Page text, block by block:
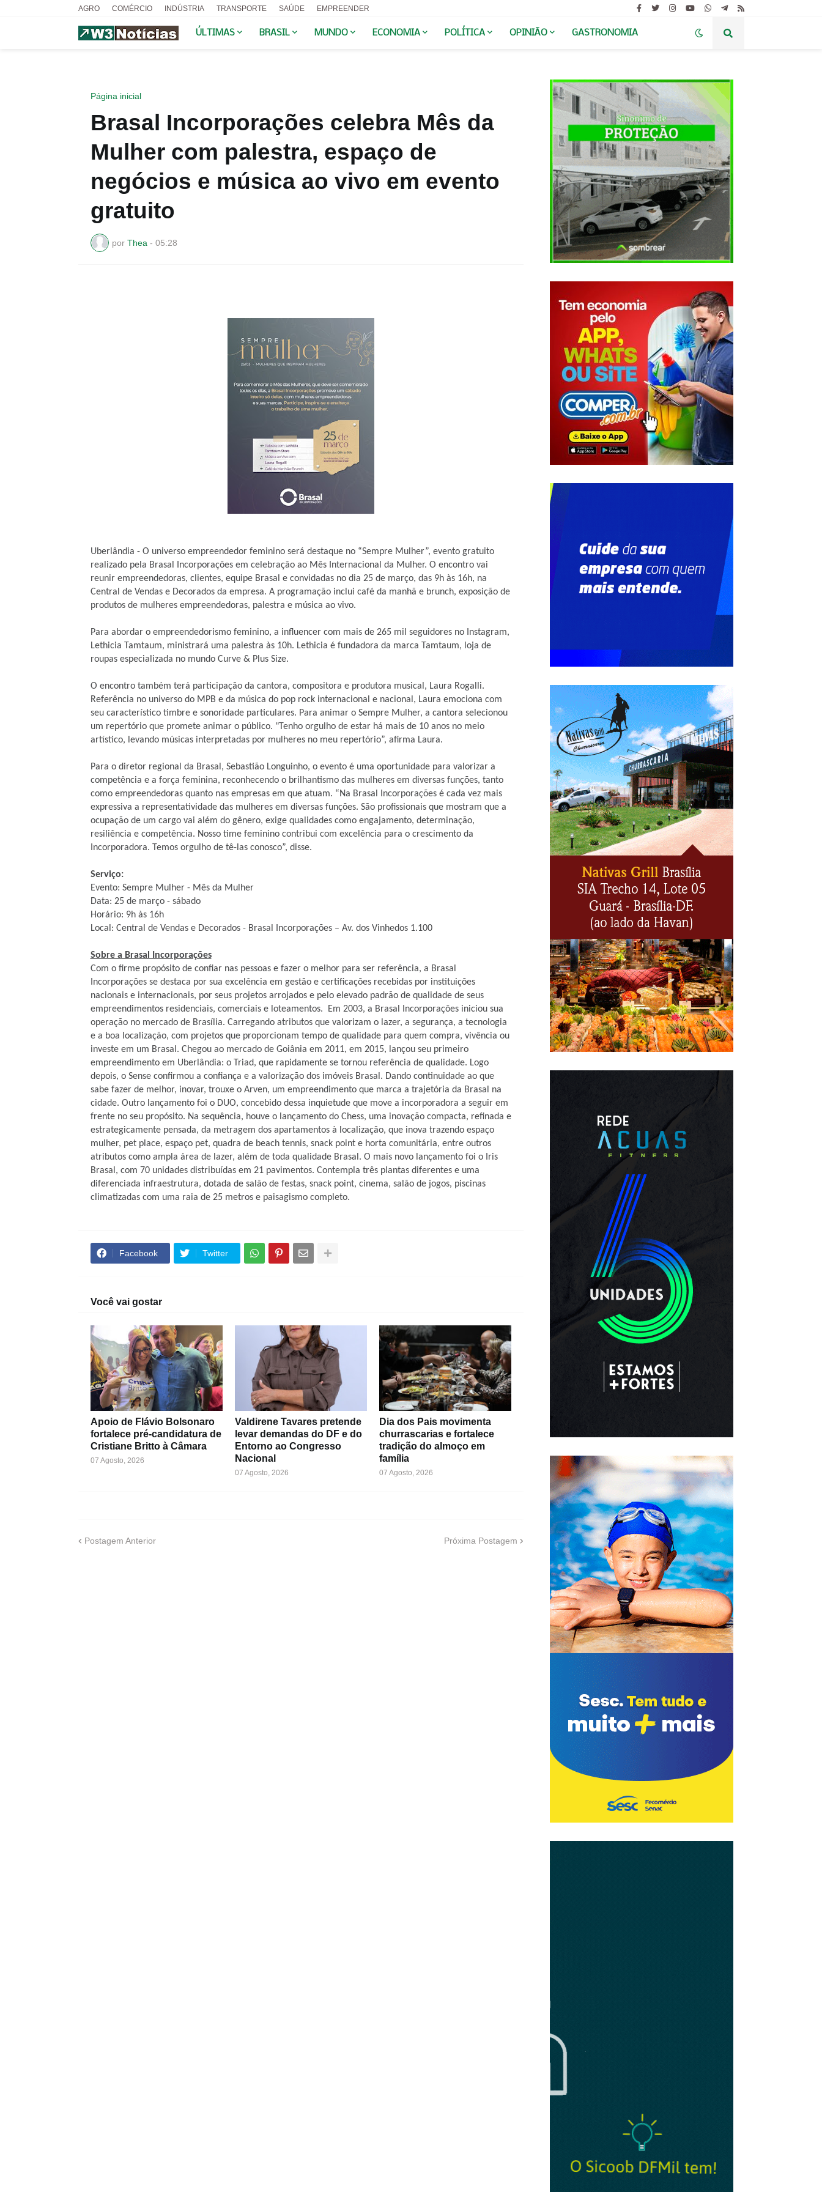
AGRO COMÉRCIO INDÚSTRIA TRANSPORTE SAÚDE EMPREENDER
ÚLTIMAS BRASIL MUNDO ECONOMIA POLÍTICA OPINIÃO GASTRONOMIA
Página inicial
Brasal Incorporações celebra Mês da
Mulher com palestra, espaço de
negócios e música ao vivo em evento
gratuito
por Thea - 05:28
Uberlândia - O universo empreendedor feminino será destaque no “Sempre Mulher”, evento gratuito
realizado pela Brasal Incorporações em celebração ao Mês Internacional da Mulher. O encontro vai
reunir empreendedoras, clientes, equipe Brasal e convidadas no dia 25 de março, das 9h às 16h, na
Central de Vendas e Decorados da empresa. A programação inclui café da manhã e brunch, exposição de
produtos de mulheres empreendedoras, palestra e música ao vivo.
Para abordar o empreendedorismo feminino, a influencer com mais de 265 mil seguidores no Instagram,
Lethicia Tamtaum, ministrará uma palestra às 10h. Lethicia é fundadora da marca Tamtaum, loja de
roupas especializada no mundo Curve & Plus Size.
O encontro também terá participação da cantora, compositora e produtora musical, Laura Rogalli.
Referência no universo do MPB e da música do pop rock internacional e nacional, Laura emociona com
seu característico timbre e sonoridade particulares. Para animar o Sempre Mulher, a cantora selecionou
um repertório que promete animar o público. "Tenho orgulho de estar há mais de 10 anos no meio
artístico, levando músicas interpretadas por mulheres no meu repertório”, afirma Laura.
Para o diretor regional da Brasal, Sebastião Longuinho, o evento é uma oportunidade para valorizar a
competência e a força feminina, reconhecendo o brilhantismo das mulheres em diversas funções, tanto
como empreendedoras quanto nas empresas em que atuam. “Na Brasal Incorporações é cada vez mais
expressiva a representatividade das mulheres em diversas funções. São profissionais que mostram que a
ocupação de um cargo vai além do gênero, exige qualidades como engajamento, determinação,
resiliência e competência. Nosso time feminino contribui com excelência para o crescimento da
Incorporadora. Temos orgulho de tê-las conosco”, disse.
Serviço:
Evento: Sempre Mulher - Mês da Mulher
Data: 25 de março - sábado
Horário: 9h às 16h
Local: Central de Vendas e Decorados - Brasal Incorporações – Av. dos Vinhedos 1.100
Sobre a Brasal Incorporações
Com o firme propósito de confiar nas pessoas e fazer o melhor para ser referência, a Brasal
Incorporações se destaca por sua excelência em gestão e certificações recebidas por instituições
nacionais e internacionais, por seus projetos arrojados e pelo elevado padrão de qualidade de seus
empreendimentos residenciais, comerciais e loteamentos. Em 2003, a Brasal Incorporações iniciou sua
operação no mercado de Brasília. Carregando atributos que valorizam o lazer, a segurança, a tecnologia
e a boa localização, com projetos que proporcionam tempo de qualidade para quem compra, vivência ou
investe em um Brasal. Chegou ao mercado de Goiânia em 2011, em 2015, lançou seu primeiro
empreendimento em Uberlândia: o Triad, que rapidamente se tornou referência de qualidade. Logo
depois, o Sense confirmou a confiança e a valorização dos imóveis Brasal. Dando continuidade ao que
sabe fazer de melhor, inovar, trouxe o Arven, um empreendimento que marca a trajetória da Brasal na
cidade. Outro lançamento foi o DUO, concebido dessa inquietude que move a incorporadora a seguir em
frente no seu propósito. Na sequência, houve o lançamento do Chess, uma inovação compacta, refinada e
estrategicamente pensada, da metragem dos apartamentos à localização, que inova trazendo espaço
mulher, pet place, espaço pet, quadra de beach tennis, snack point e horta comunitária, entre outros
atributos como ampla área de lazer, além de toda qualidade Brasal. O mais novo lançamento foi o Iris
Brasal, com 70 unidades distribuídas em 21 pavimentos. Contempla três plantas diferentes e uma
diferenciada infraestrutura, dotada de salão de festas, snack point, cinema, salão de jogos, piscinas
climatizadas com uma raia de 25 metros e paisagismo completo.
Facebook Twitter
Você vai gostar
Apoio de Flávio Bolsonaro
fortalece pré-candidatura de
Cristiane Britto à Câmara
07 Agosto, 2026
Valdirene Tavares pretende
levar demandas do DF e do
Entorno ao Congresso
Nacional
07 Agosto, 2026
Dia dos Pais movimenta
churrascarias e fortalece
tradição do almoço em
família
07 Agosto, 2026
Postagem Anterior Próxima Postagem